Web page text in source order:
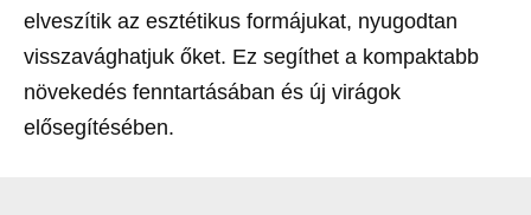
elveszítik az esztétikus formájukat, nyugodtan
visszavághatjuk őket. Ez segíthet a kompaktabb
növekedés fenntartásában és új virágok
elősegítésében.